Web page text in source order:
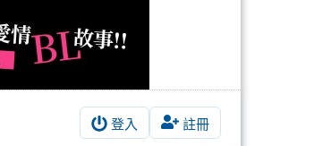
登入 註冊